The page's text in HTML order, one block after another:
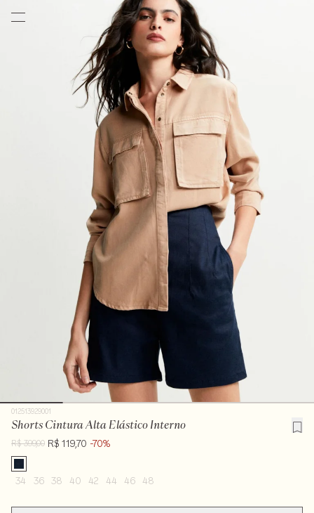
012513929001
Shorts Cintura Alta Elástico Interno
R$ 399,00 R$ 119,70 -70%
34 36 38 40 42 44 46 48